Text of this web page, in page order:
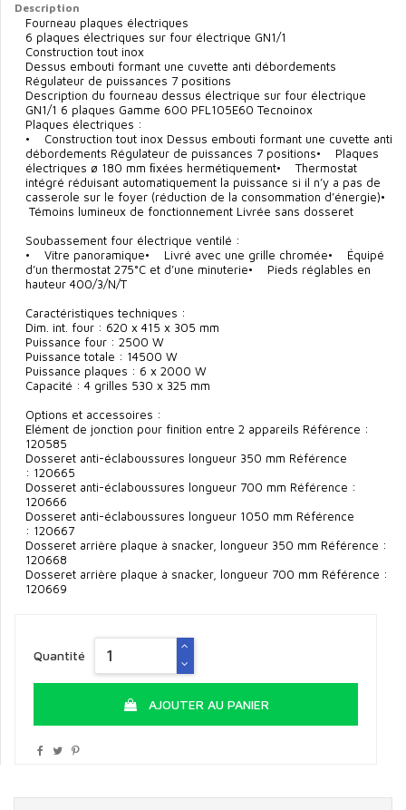
Description
Fourneau plaques électriques
6 plaques électriques sur four électrique GN1/1
Construction tout inox
Dessus embouti formant une cuvette anti débordements
Régulateur de puissances 7 positions
Description du fourneau dessus électrique sur four électrique
GN1/1 6 plaques Gamme 600 PFL105E60 Tecnoinox
Plaques électriques :
• Construction tout inox Dessus embouti formant une cuvette anti
débordements Régulateur de puissances 7 positions• Plaques
électriques ø 180 mm ﬁxées hermétiquement• Thermostat
intégré réduisant automatiquement la puissance si il n’y a pas de
casserole sur le foyer (réduction de la consommation d’énergie)•
Témoins lumineux de fonctionnement Livrée sans dosseret
Soubassement four électrique ventilé :
• Vitre panoramique• Livré avec une grille chromée• Équipé
d’un thermostat 275°C et d’une minuterie• Pieds réglables en
hauteur 400/3/N/T
Caractéristiques techniques :
Dim. int. four : 620 x 415 x 305 mm
Puissance four : 2500 W
Puissance totale : 14500 W
Puissance plaques : 6 x 2000 W
Capacité : 4 grilles 530 x 325 mm
Options et accessoires :
Elément de jonction pour finition entre 2 appareils Référence :
120585
Dosseret anti-éclaboussures longueur 350 mm Référence
: 120665
Dosseret anti-éclaboussures longueur 700 mm Référence :
120666
Dosseret anti-éclaboussures longueur 1050 mm Référence
: 120667
Dosseret arrière plaque à snacker, longueur 350 mm Référence :
120668
Dosseret arrière plaque à snacker, longueur 700 mm Référence :
120669
Quantité
AJOUTER AU PANIER